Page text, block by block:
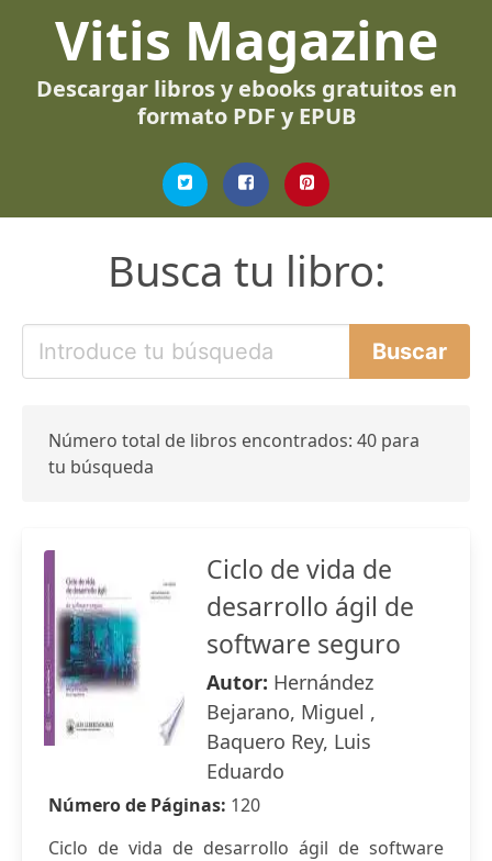
Vitis Magazine
Descargar libros y ebooks gratuitos en
formato PDF y EPUB
Busca tu libro:
Número total de libros encontrados: 40 para
tu búsqueda
Ciclo de vida de
desarrollo ágil de
software seguro
Autor: Hernández
Bejarano, Miguel ,
Baquero Rey, Luis
Eduardo
Número de Páginas: 120
Ciclo de vida de desarrollo ágil de software